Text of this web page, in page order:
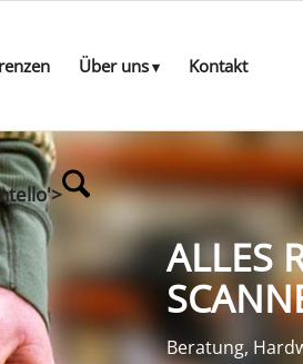
Über uns Kontakt
ALLES
Beratung,